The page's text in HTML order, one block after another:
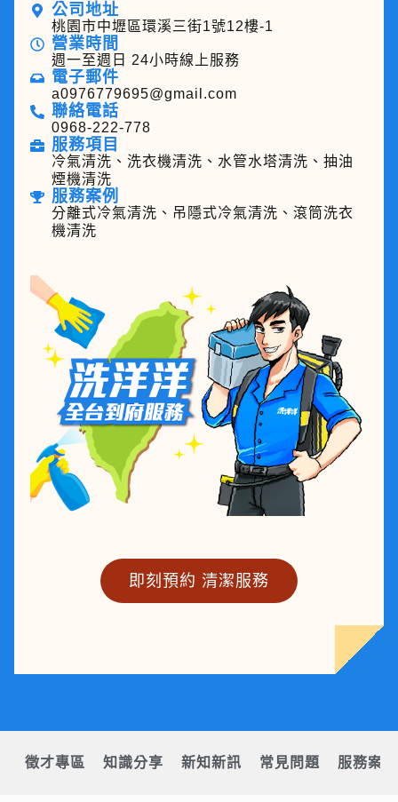
公司地址
桃園市中壢區環溪三街1號12樓-1
營業時間
週一至週日 24小時線上服務
電子郵件
a0976779695@gmail.com
聯絡電話
0968-222-778
服務項目
冷氣清洗、洗衣機清洗、水管水塔清洗、抽油
煙機清洗
服務案例
分離式冷氣清洗、吊隱式冷氣清洗、滾筒洗衣
機清洗
即刻預約 清潔服務
徵才專區 知識分享 新知新訊 常見問題 服務案例